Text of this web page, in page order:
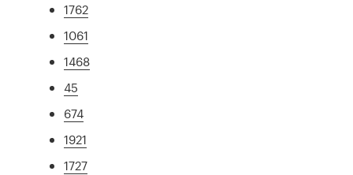
1762
1061
1468
45
674
1921
1727